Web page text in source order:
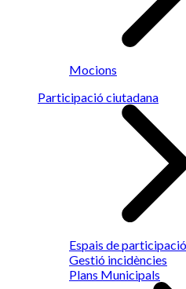
Mocions
Participació ciutadana
Espais de participació
Gestió incidències
Plans Municipals